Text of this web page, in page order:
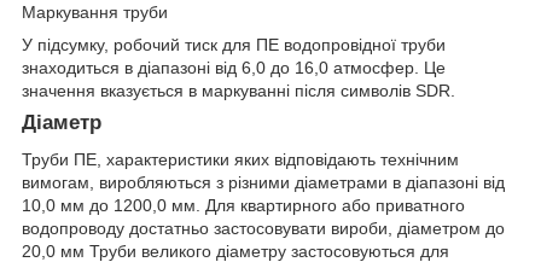
Маркування труби
У підсумку, робочий тиск для ПЕ водопровідної труби
знаходиться в діапазоні від 6,0 до 16,0 атмосфер. Це
значення вказується в маркуванні після символів SDR.
Діаметр
Труби ПЕ, характеристики яких відповідають технічним
вимогам, виробляються з різними діаметрами в діапазоні від
10,0 мм до 1200,0 мм. Для квартирного або приватного
водопроводу достатньо застосовувати вироби, діаметром до
20,0 мм Труби великого діаметру застосовуються для